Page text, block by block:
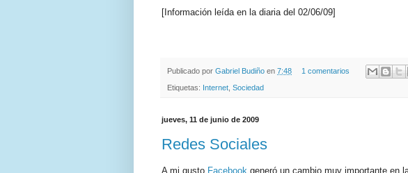
[Información leída en la diaria del 02/06/09]
Publicado por Gabriel Budiño en 7:48 1 comentarios
Etiquetas: Internet Sociedad
jueves, 11 de junio de 2009
Redes Sociales
A mi gusto Facebook generó un cambio muy importante en